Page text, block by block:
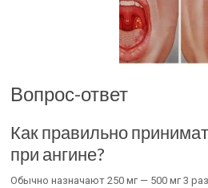
Вопрос-ответ
Как правильно
при ангине?
Обычно назначают 250 мг — 500 мг 3